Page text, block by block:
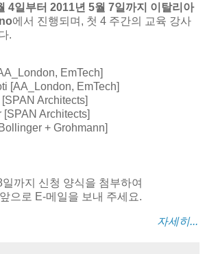
4일부터 2011년 5월 7일까지 이탈리아
에서 진행되며, 첫 4 주간의 교육 강사
.
EmTech]
[AA_London, EmTech]
Architects]
Architects]
+ Grohmann]
까지 신청 양식을 첨부하여
으로 E-메일을 보내 주세요.
자세히...